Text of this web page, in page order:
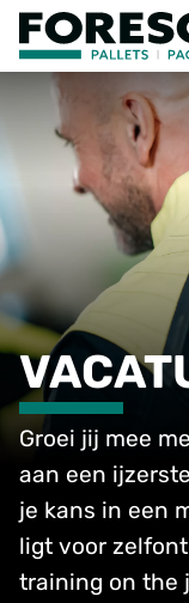
Groei jij mee
aan een
je kans in een
ligt voor
training on the